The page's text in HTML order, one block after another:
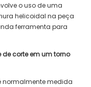
o uso de uma
helicoidal na peça
ferramenta para
corte em um torno
normalmente medida